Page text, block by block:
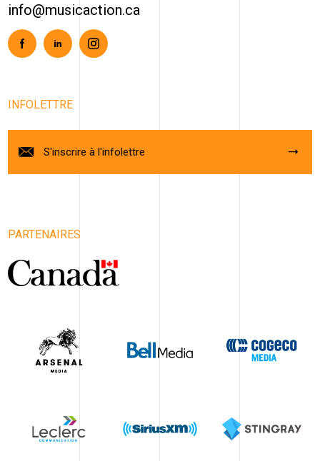
info@musicaction.ca
FacebookLinkedinInstagram
INFOLETTRE
S'inscrire à l'infolettre
PARTENAIRES